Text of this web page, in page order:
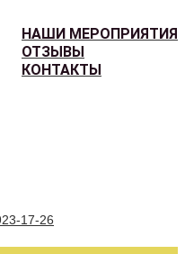
НАШИ МЕРОПРИЯТИЯ
ОТЗЫВЫ
КОНТАКТЫ
17-26